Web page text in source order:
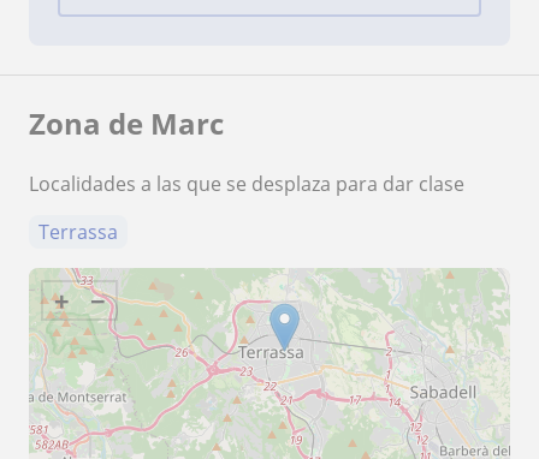
Zona de Marc
Localidades a las que se desplaza para dar clase
Terrassa
+ −